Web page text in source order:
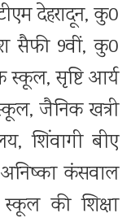
देहरादून, कु0
सैफी 9वीं, कु0
सृष्टि आर्य
जैनिक खत्री
शिंवागी बीए
कंसवाल
की शिक्षा